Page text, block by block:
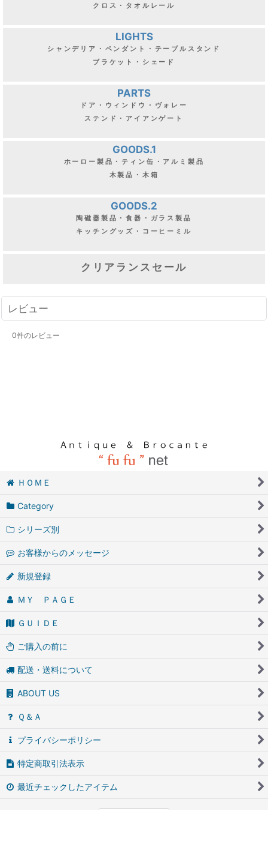
クロス・タオルレール
LIGHTS
シャンデリア・ペンダント・テーブルスタンド
ブラケット・シェード
PARTS
ドア・ウィンドウ・ヴォレー
ステンド・アイアンゲート
GOODS.1
ホーロー製品・ティン缶・アルミ製品
木製品・木箱
GOODS.2
陶磁器製品・食器・ガラス製品
キッチングッズ・コーヒーミル
クリアランスセール
レビュー
0件のレビュー
ＨＯＭＥ
Category
シリーズ別
お客様からのメッセージ
新規登録
ＭＹ ＰＡＧＥ
ＧＵＩＤＥ
ご購入の前に
配送・送料について
ABOUT US
Ｑ＆Ａ
プライバシーポリシー
特定商取引法表示
最近チェックしたアイテム